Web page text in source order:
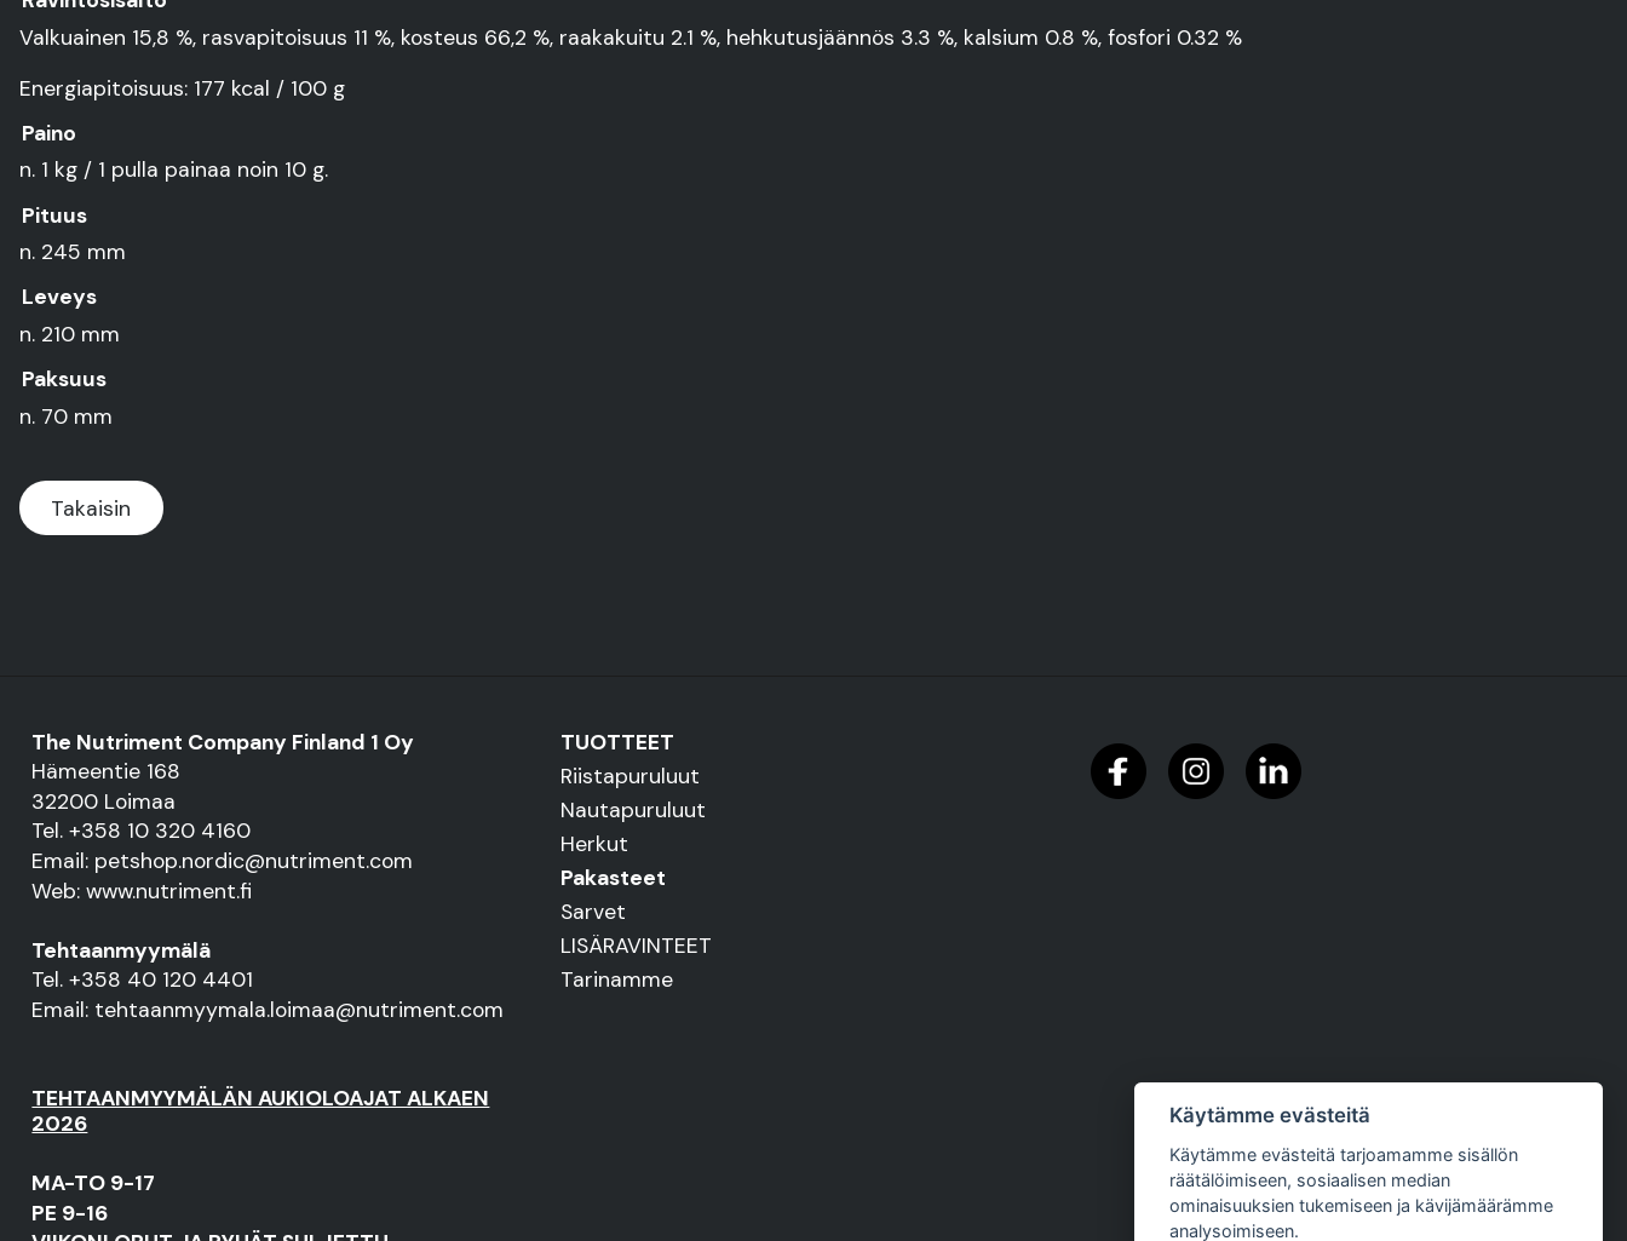
Valkuainen 15,8 %, rasvapitoisuus 11 %, kosteus 66,2 %, raakakuitu 2.1 %, hehkutusjäännös 3.3 %, kalsium 0.8 %, fosfori 0.32 %
Energiapitoisuus: 177 kcal / 100 g
Paino
n. 1 kg / 1 pulla painaa noin 10 g.
Pituus
n. 245 mm
Leveys
n. 210 mm
Paksuus
n. 70 mm
Takaisin
The Nutriment Company Finland 1 Oy
Hämeentie 168
32200 Loimaa
Tel. +358 10 320 4160
Email: petshop.nordic@nutriment.com
Web: www.nutriment.fi
Tehtaanmyymälä
Tel. +358 40 120 4401
Email: tehtaanmyymala.loimaa@nutriment.com
TEHTAANMYYMÄLÄN AUKIOLOAJAT ALKAEN
2026
MA-TO 9-17
PE 9-16
TUOTTEET
Riistapuruluut
Nautapuruluut
Herkut
Pakasteet
Sarvet
LISÄRAVINTEET
Tarinamme
Käytämme evästeitä
Käytämme evästeitä tarjoamamme sisällön
räätälöimiseen, sosiaalisen median
ominaisuuksien tukemiseen ja kävijämäärämme
analysoimiseen.